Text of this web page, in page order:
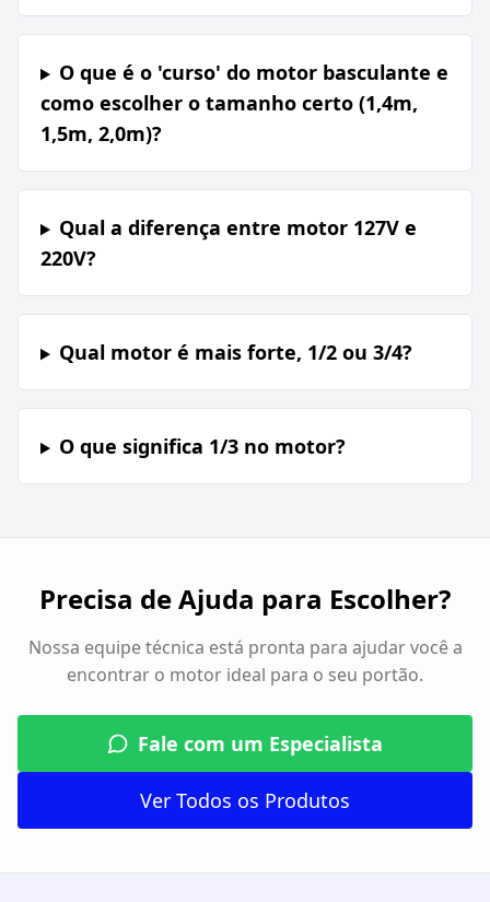
O que é o 'curso' do motor basculante e
como escolher o tamanho certo (1,4m,
1,5m, 2,0m)?
Qual a diferença entre motor 127V e
220V?
Qual motor é mais forte, 1/2 ou 3/4?
O que significa 1/3 no motor?
Precisa de Ajuda para Escolher?
Nossa equipe técnica está pronta para ajudar você a
encontrar o motor ideal para o seu portão.
Fale com um Especialista
Ver Todos os Produtos